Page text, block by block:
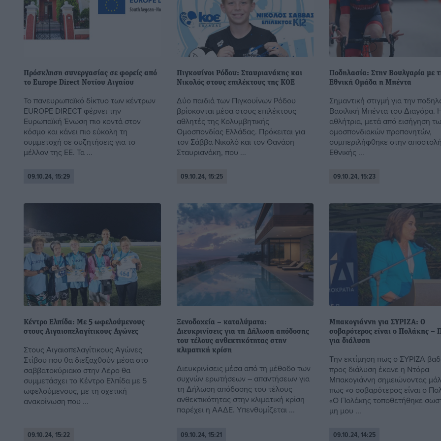
Πρόσκληση συνεργασίας σε φορείς από
το Europe Direct Νοτίου Αιγαίου
Το πανευρωπαϊκό δίκτυο των κέντρων
EUROPE DIRECT φέρνει την
Ευρωπαϊκή Ένωση πιο κοντά στον
κόσμο και κάνει πιο εύκολη τη
συμμετοχή σε συζητήσεις για το
μέλλον της ΕΕ. Τα ...
09.10.24, 15:29
Πιγκουίνοι Ρόδου: Σταυριανάκης και
Νικολός στους επιλέκτους της ΚΟΕ
Δύο παιδιά των Πιγκουίνων Ρόδου
βρίσκονται μέσα στους επιλέκτους
αθλητές της Κολυμβητικής
Ομοσπονδίας Ελλάδας. Πρόκειται για
τον Σάββα Νικολό και τον Θανάση
Σταυριανάκη, που ...
09.10.24, 15:25
Ποδηλασία: Στην Βουλγαρία με
Εθνική Ομάδα η Μπέντα
Σημαντική στιγμή για την
Βασιλική Μπέντα του Διαγόρα.
αθλήτρια, μετά από εισήγηση
ομοσπονδιακών προπονητών,
συμπεριλήφθηκε στην
Εθνικής ...
09.10.24, 15:23
Κέντρο Ελπίδα: Με 5 ωφελούμενους
στους Αιγαιοπελαγίτικους Αγώνες
Στους Αιγαιοπελαγίτικους Αγώνες
Στίβου που θα διεξαχθούν μέσα στο
σαββατοκύριακο στην Λέρο θα
συμμετάσχει το Κέντρο Ελπίδα με 5
ωφελούμενους, με τη σχετική
ανακοίνωση που ...
09.10.24, 15:22
Ξενοδοχεία – καταλύματα:
Διευκρινίσεις για τη Δήλωση απόδοσης
του τέλους ανθεκτικότητας στην
κλιματική κρίση
Διευκρινίσεις μέσα από τη μέθοδο των
συχνών ερωτήσεων – απαντήσεων για
τη Δήλωση απόδοσης του τέλους
ανθεκτικότητας στην κλιματική κρίση
παρέχει η ΑΑΔΕ. Υπενθυμίζεται ...
09.10.24, 15:21
Μπακογιάννη για ΣΥΡΙΖΑ: Ο
σοβαρότερος είναι ο Πολάκης –
για διάλυση
Την εκτίμηση πως ο ΣΥΡΙΖΑ
προς διάλυση έκανε η Ντόρα
Μπακογιάννη σημειώνοντας
πως «ο σοβαρότερος είναι ο
«Ο Πολάκης τοποθετήθηκε
μη μου ...
09.10.24, 14:25